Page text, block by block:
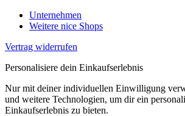
Unternehmen
Weitere nice Shops
Vertrag widerrufen
Personalisiere dein Einkaufserlebnis
Nur mit deiner individuellen Einwilligung
und weitere Technologien, um dir ein
Einkaufserlebnis zu bieten.